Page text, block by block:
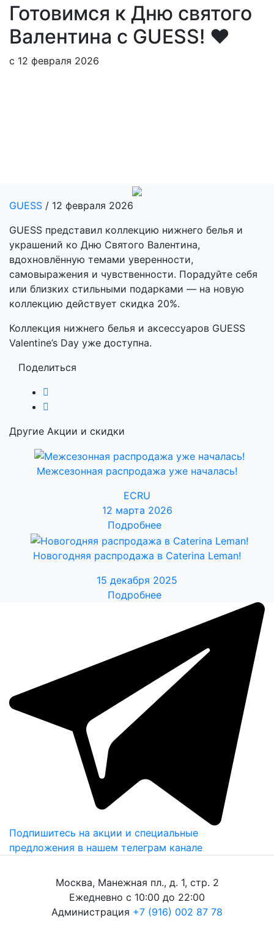
Готовимся к Дню святого
Валентина с GUESS! ❤️
с 12 февраля 2026
GUESS / 12 февраля 2026
GUESS представил коллекцию нижнего белья и
украшений ко Дню Святого Валентина,
вдохновлённую темами уверенности,
самовыражения и чувственности. Порадуйте себя
или близких стильными подарками — на новую
коллекцию действует скидка 20%.
Коллекция нижнего белья и аксессуаров GUESS
Valentine’s Day уже доступна.
Поделиться
Другие Акции и скидки
Межсезонная распродажа уже началась!
ECRU
12 марта 2026
Подробнее
Новогодняя распродажа в Caterina Leman!
15 декабря 2025
Подробнее
Подпишитесь на акции и специальные
предложения в нашем телеграм канале
Москва, Манежная пл., д. 1, стр. 2
Ежедневно с 10:00 до 22:00
Администрация +7 (916) 002 87 78